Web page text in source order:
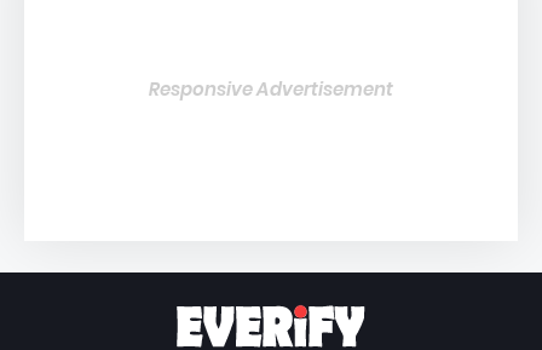
Responsive Advertisement